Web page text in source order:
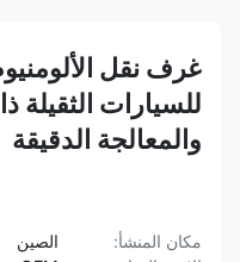
غرف نقل
للسيارات الثقيلة
والمعالجة الدقيقة
مكان المنشأ:
الصين